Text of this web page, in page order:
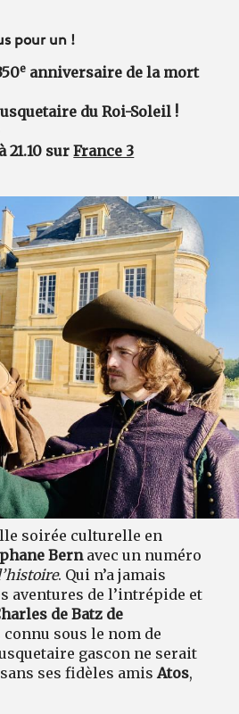
pour un !
e anniversaire de la mort
du Roi-Soleil !
21.10 surFrance 3
soirée culturelle en
Bernavec un numéro
. Qui n’a jamais
aventures de l’intrépide et
de Batz de
connu sous le nom de
gascon ne serait
ses fidèles amisAtos,